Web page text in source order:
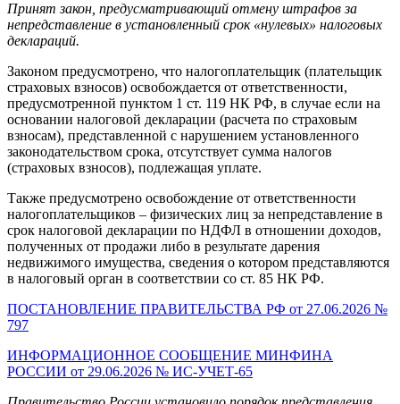
Принят закон, предусматривающий отмену штрафов за
непредставление в установленный срок «нулевых» налоговых
деклараций.
Законом предусмотрено, что налогоплательщик (плательщик
страховых взносов) освобождается от ответственности,
предусмотренной пунктом 1 ст. 119 НК РФ, в случае если на
основании налоговой декларации (расчета по страховым
взносам), представленной с нарушением установленного
законодательством срока, отсутствует сумма налогов
(страховых взносов), подлежащая уплате.
Также предусмотрено освобождение от ответственности
налогоплательщиков – физических лиц за непредставление в
срок налоговой декларации по НДФЛ в отношении доходов,
полученных от продажи либо в результате дарения
недвижимого имущества, сведения о котором представляются
в налоговый орган в соответствии со ст. 85 НК РФ.
ПОСТАНОВЛЕНИЕ ПРАВИТЕЛЬСТВА РФ от 27.06.2026 №
797
ИНФОРМАЦИОННОЕ СООБЩЕНИЕ МИНФИНА
РОССИИ от 29.06.2026 № ИС-УЧЕТ-65